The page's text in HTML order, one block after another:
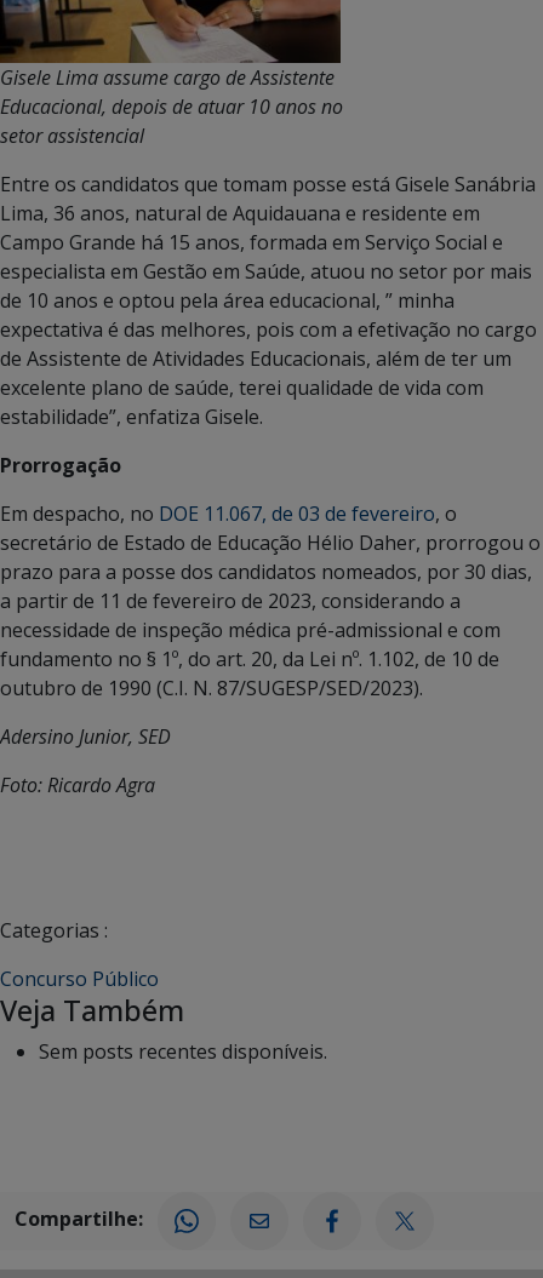
Gisele Lima assume cargo de Assistente
Educacional, depois de atuar 10 anos no
setor assistencial
Entre os candidatos que tomam posse está Gisele Sanábria
Lima, 36 anos, natural de Aquidauana e residente em
Campo Grande há 15 anos, formada em Serviço Social e
especialista em Gestão em Saúde, atuou no setor por mais
de 10 anos e optou pela área educacional, ” minha
expectativa é das melhores, pois com a efetivação no cargo
de Assistente de Atividades Educacionais, além de ter um
excelente plano de saúde, terei qualidade de vida com
estabilidade”, enfatiza Gisele.
Prorrogação
Em despacho, no DOE 11.067, de 03 de fevereiro, o
secretário de Estado de Educação Hélio Daher, prorrogou o
prazo para a posse dos candidatos nomeados, por 30 dias,
a partir de 11 de fevereiro de 2023, considerando a
necessidade de inspeção médica pré-admissional e com
fundamento no § 1º, do art. 20, da Lei nº. 1.102, de 10 de
outubro de 1990 (C.I. N. 87/SUGESP/SED/2023).
Adersino Junior, SED
Foto: Ricardo Agra
Categorias :
Concurso Público
Veja Também
Sem posts recentes disponíveis.
Compartilhe: